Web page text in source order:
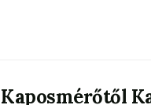
Kaposmérőtől